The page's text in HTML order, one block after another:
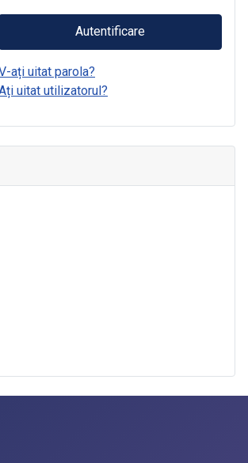
Autentificare
ați uitat parola?
uitat utilizatorul?